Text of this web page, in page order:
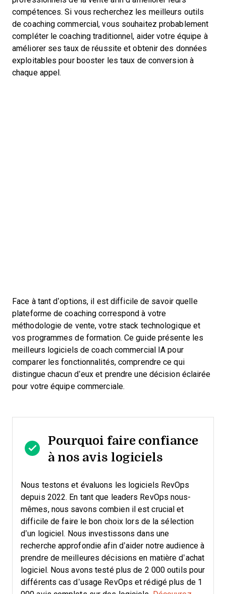
compétences. Si vous recherchez les meilleurs outils
de coaching commercial, vous souhaitez probablement
compléter le coaching traditionnel, aider votre équipe à
améliorer ses taux de réussite et obtenir des données
exploitables pour booster les taux de conversion à
chaque appel.
Face à tant d’options, il est difficile de savoir quelle
plateforme de coaching correspond à votre
méthodologie de vente, votre stack technologique et
vos programmes de formation. Ce guide présente les
meilleurs logiciels de coach commercial IA pour
comparer les fonctionnalités, comprendre ce qui
distingue chacun d’eux et prendre une décision éclairée
pour votre équipe commerciale.
Pourquoi faire confiance
à nos avis logiciels
Nous testons et évaluons les logiciels RevOps
depuis 2022. En tant que leaders RevOps nous-
mêmes, nous savons combien il est crucial et
difficile de faire le bon choix lors de la sélection
d’un logiciel. Nous investissons dans une
recherche approfondie afin d’aider notre audience à
prendre de meilleures décisions en matière d’achat
logiciel. Nous avons testé plus de 2 000 outils pour
différents cas d’usage RevOps et rédigé plus de 1